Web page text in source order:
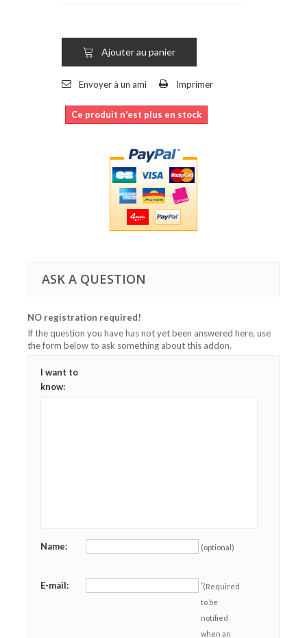
Ajouter au panier
Envoyer à un ami Imprimer
Ce produit n'est plus en stock
ASK A QUESTION
NO registration required!
If the question you have has not yet been answered here, use
the form below to ask something about this addon.
I want to
know:
Name: (optional)
E-mail: *(Required
to be
notified
when an